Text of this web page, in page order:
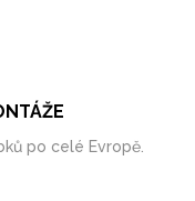
po celé Evropě.